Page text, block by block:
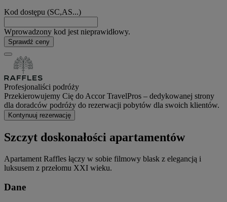
Kod dostępu (SC,AS...)
Wprowadzony kod jest nieprawidłowy.
Sprawdź ceny
Profesjonaliści podróży
Przekierowujemy Cię do Accor TravelPros – dedykowanej strony
dla doradców podróży do rezerwacji pobytów dla swoich klientów.
Kontynuuj rezerwację
Szczyt doskonałości apartamentów
Apartament Raffles łączy w sobie filmowy blask z elegancją i
luksusem z przełomu XXI wieku.
Dane